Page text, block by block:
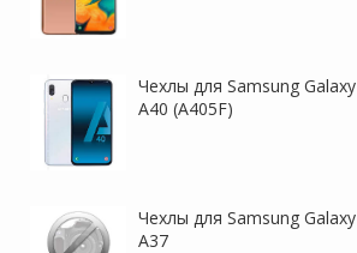
Чехлы для Samsung Galaxy
A40 (A405F)
Чехлы для Samsung Galaxy
A37